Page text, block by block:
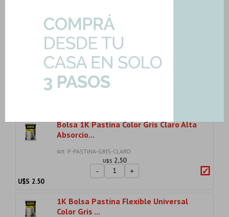
-
2.50
Pastina De Color Bronce 1 Kilogramo
Bolsa
Art: P-PASTINA-BRONCE
U$S
Bolsa 1K Pastina Color Gris Claro Alta
Absorcio...
Art: P-PASTINA-GRIS-CLARO
U$S 2,50
- +
U$S 2.50
1K Bolsa Pastina Flexible Universal
Color Gris ...